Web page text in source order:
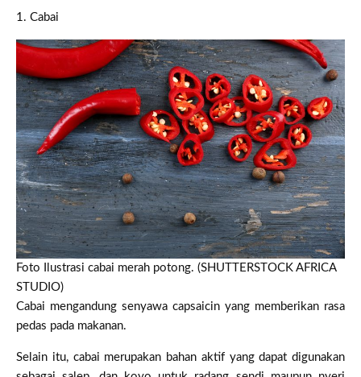
1. Cabai
Foto Ilustrasi cabai merah potong. (SHUTTERSTOCK AFRICA
STUDIO)
Cabai mengandung senyawa capsaicin yang memberikan rasa
pedas pada makanan.
Selain itu, cabai merupakan bahan aktif yang dapat digunakan